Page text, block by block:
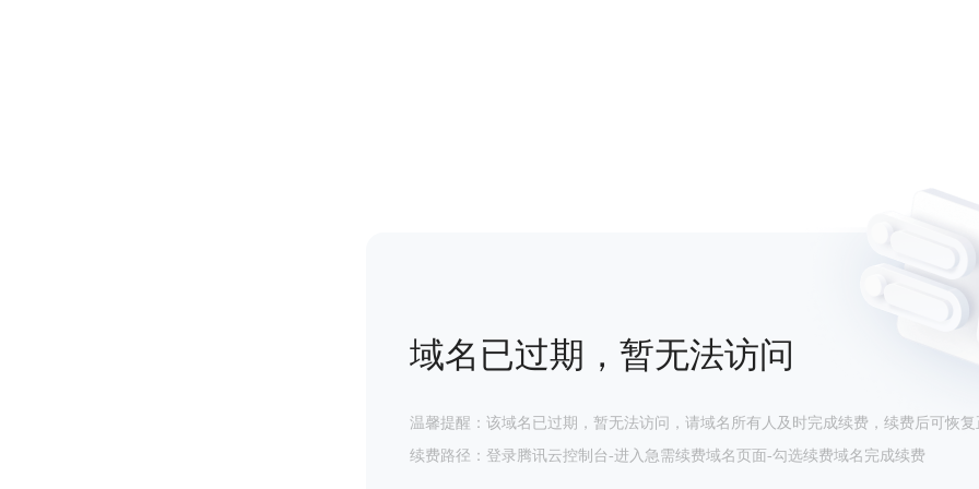
域名已过期，暂无法访问
温馨提醒：该域名已过期，暂无法访问，请域名所有人及时完成续费，续费后可恢复
续费路径：登录腾讯云控制台-进入急需续费域名页面-勾选续费域名完成续费